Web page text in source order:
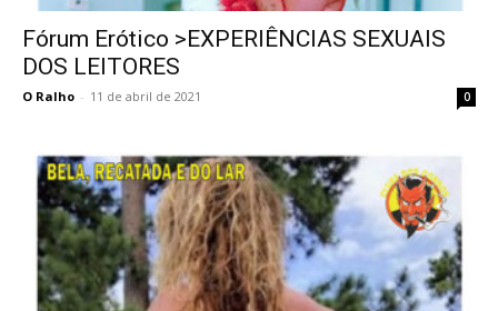
Fórum Erótico >EXPERIÊNCIAS SEXUAIS
DOS LEITORES
O Ralho - 11 de abril de 2021 0